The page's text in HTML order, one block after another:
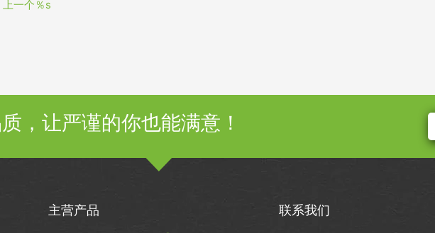
上一个％s
，让严谨的你也能满意！
主营产品 联系我们